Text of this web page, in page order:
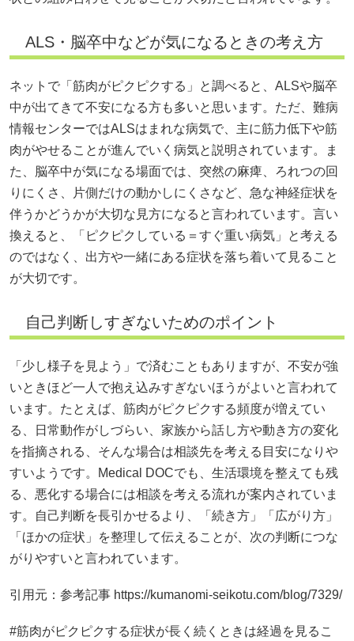
ALS・脳卒中などが気になるときの考え方
ネットで「筋肉がピクピクする」と調べると、ALSや脳卒
中が出てきて不安になる方も多いと思います。ただ、難病
情報センターではALSはまれな病気で、主に筋力低下や筋
肉がやせることが進んでいく病気と説明されています。ま
た、脳卒中が気になる場面では、突然の麻痺、ろれつの回
りにくさ、片側だけの動かしにくさなど、急な神経症状を
伴うかどうかが大切な見方になると言われています。言い
換えると、「ピクピクしている＝すぐ重い病気」と考える
のではなく、出方や一緒にある症状を落ち着いて見ること
が大切です。
自己判断しすぎないためのポイント
「少し様子を見よう」で済むこともありますが、不安が強
いときほど一人で抱え込みすぎないほうがよいと言われて
います。たとえば、筋肉がピクピクする頻度が増えてい
る、日常動作がしづらい、家族から話し方や動き方の変化
を指摘される、そんな場合は相談先を考える目安になりや
すいようです。Medical DOCでも、生活環境を整えても残
る、悪化する場合には相談を考える流れが案内されていま
す。自己判断を長引かせるより、「続き方」「広がり方」
「ほかの症状」を整理して伝えることが、次の判断につな
がりやすいと言われています。
引用元：参考記事 https://kumanomi-seikotu.com/blog/7329/
#筋肉がピクピクする症状が長く続くときは経過を見るこ